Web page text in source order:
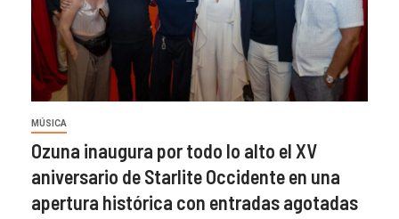
MÚSICA
Ozuna inaugura por todo lo alto el XV
aniversario de Starlite Occidente en una
apertura histórica con entradas agotadas